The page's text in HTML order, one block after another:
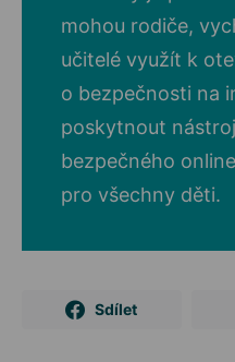
mohou rodiče,
učitelé využít k
o bezpečnosti na
poskytnout
bezpečného
pro všechny děti.
Sdílet